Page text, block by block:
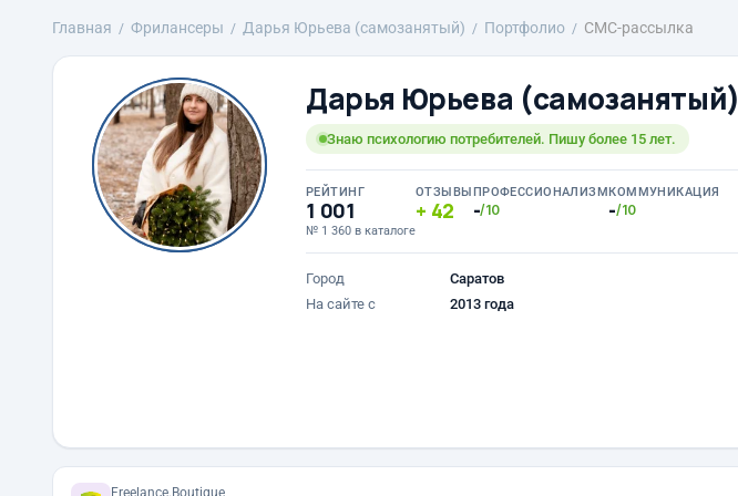
Главная Фрилансеры Дарья Юрьева (самозанятый) Портфолио СМС-рассылка
Дарья Юрьева (самозанятый)
Знаю психологию потребителей. Пишу более 15 лет.
РЕЙТИНГ
1 001
№ 1 360 в каталоге
ОТЗЫВЫ
42
ПРОФЕССИОНАЛИЗМ
-/10
КОММУНИКАЦИЯ
-/10
Город
Саратов
На сайте с
2013 года
Freelance.Boutique